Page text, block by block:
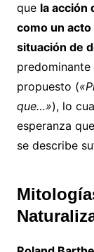
que la acción
como un
situación de
propuesto (
que…»), lo
esperanza
se describe